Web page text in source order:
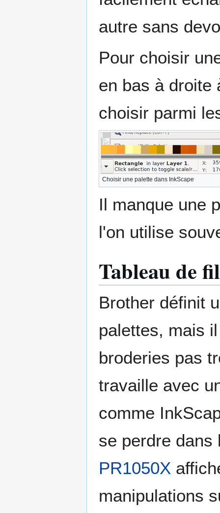
autre sans
Pour choisir
en bas à droite
choisir parmi
Choisir une palette dans InkScape
Il manque une
l'on utilise
Tableau de
Brother définit
palettes, mais
broderies pas
travaille avec
comme
se perdre
PR1050X
manipulations